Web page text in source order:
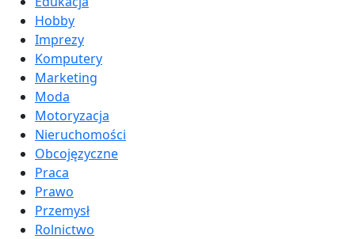
Hobby
Imprezy
Komputery
Marketing
Moda
Motoryzacja
Nieruchomości
Obcojęzyczne
Praca
Prawo
Przemysł
Rolnictwo